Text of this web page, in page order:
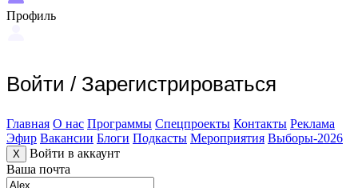
Профиль
Войти / Зарегистрироваться
Главная О нас Программы Спецпроекты Контакты Реклама
Эфир Вакансии Блоги Подкасты Мероприятия Выборы-2026
X
Войти в аккаунт
Ваша почта